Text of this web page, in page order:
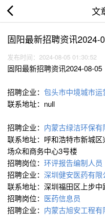
文
固阳最新招聘资讯2024-
发布时间：2024-08-05 01:30:52
固阳最新招聘资讯2024-08-05
招聘企业： 包头市中境城市
联系地址：null
招聘企业： 内蒙古绿洁环保有
联系地址：呼和浩特市新城
场众和商务中心3号楼
招聘岗位： 环评报告编制人员
招聘企业： 深圳健安医药有限
联系地址：深圳福田区上步中
招聘岗位： 医药信息员
招聘企业： 内蒙古旭安工程有